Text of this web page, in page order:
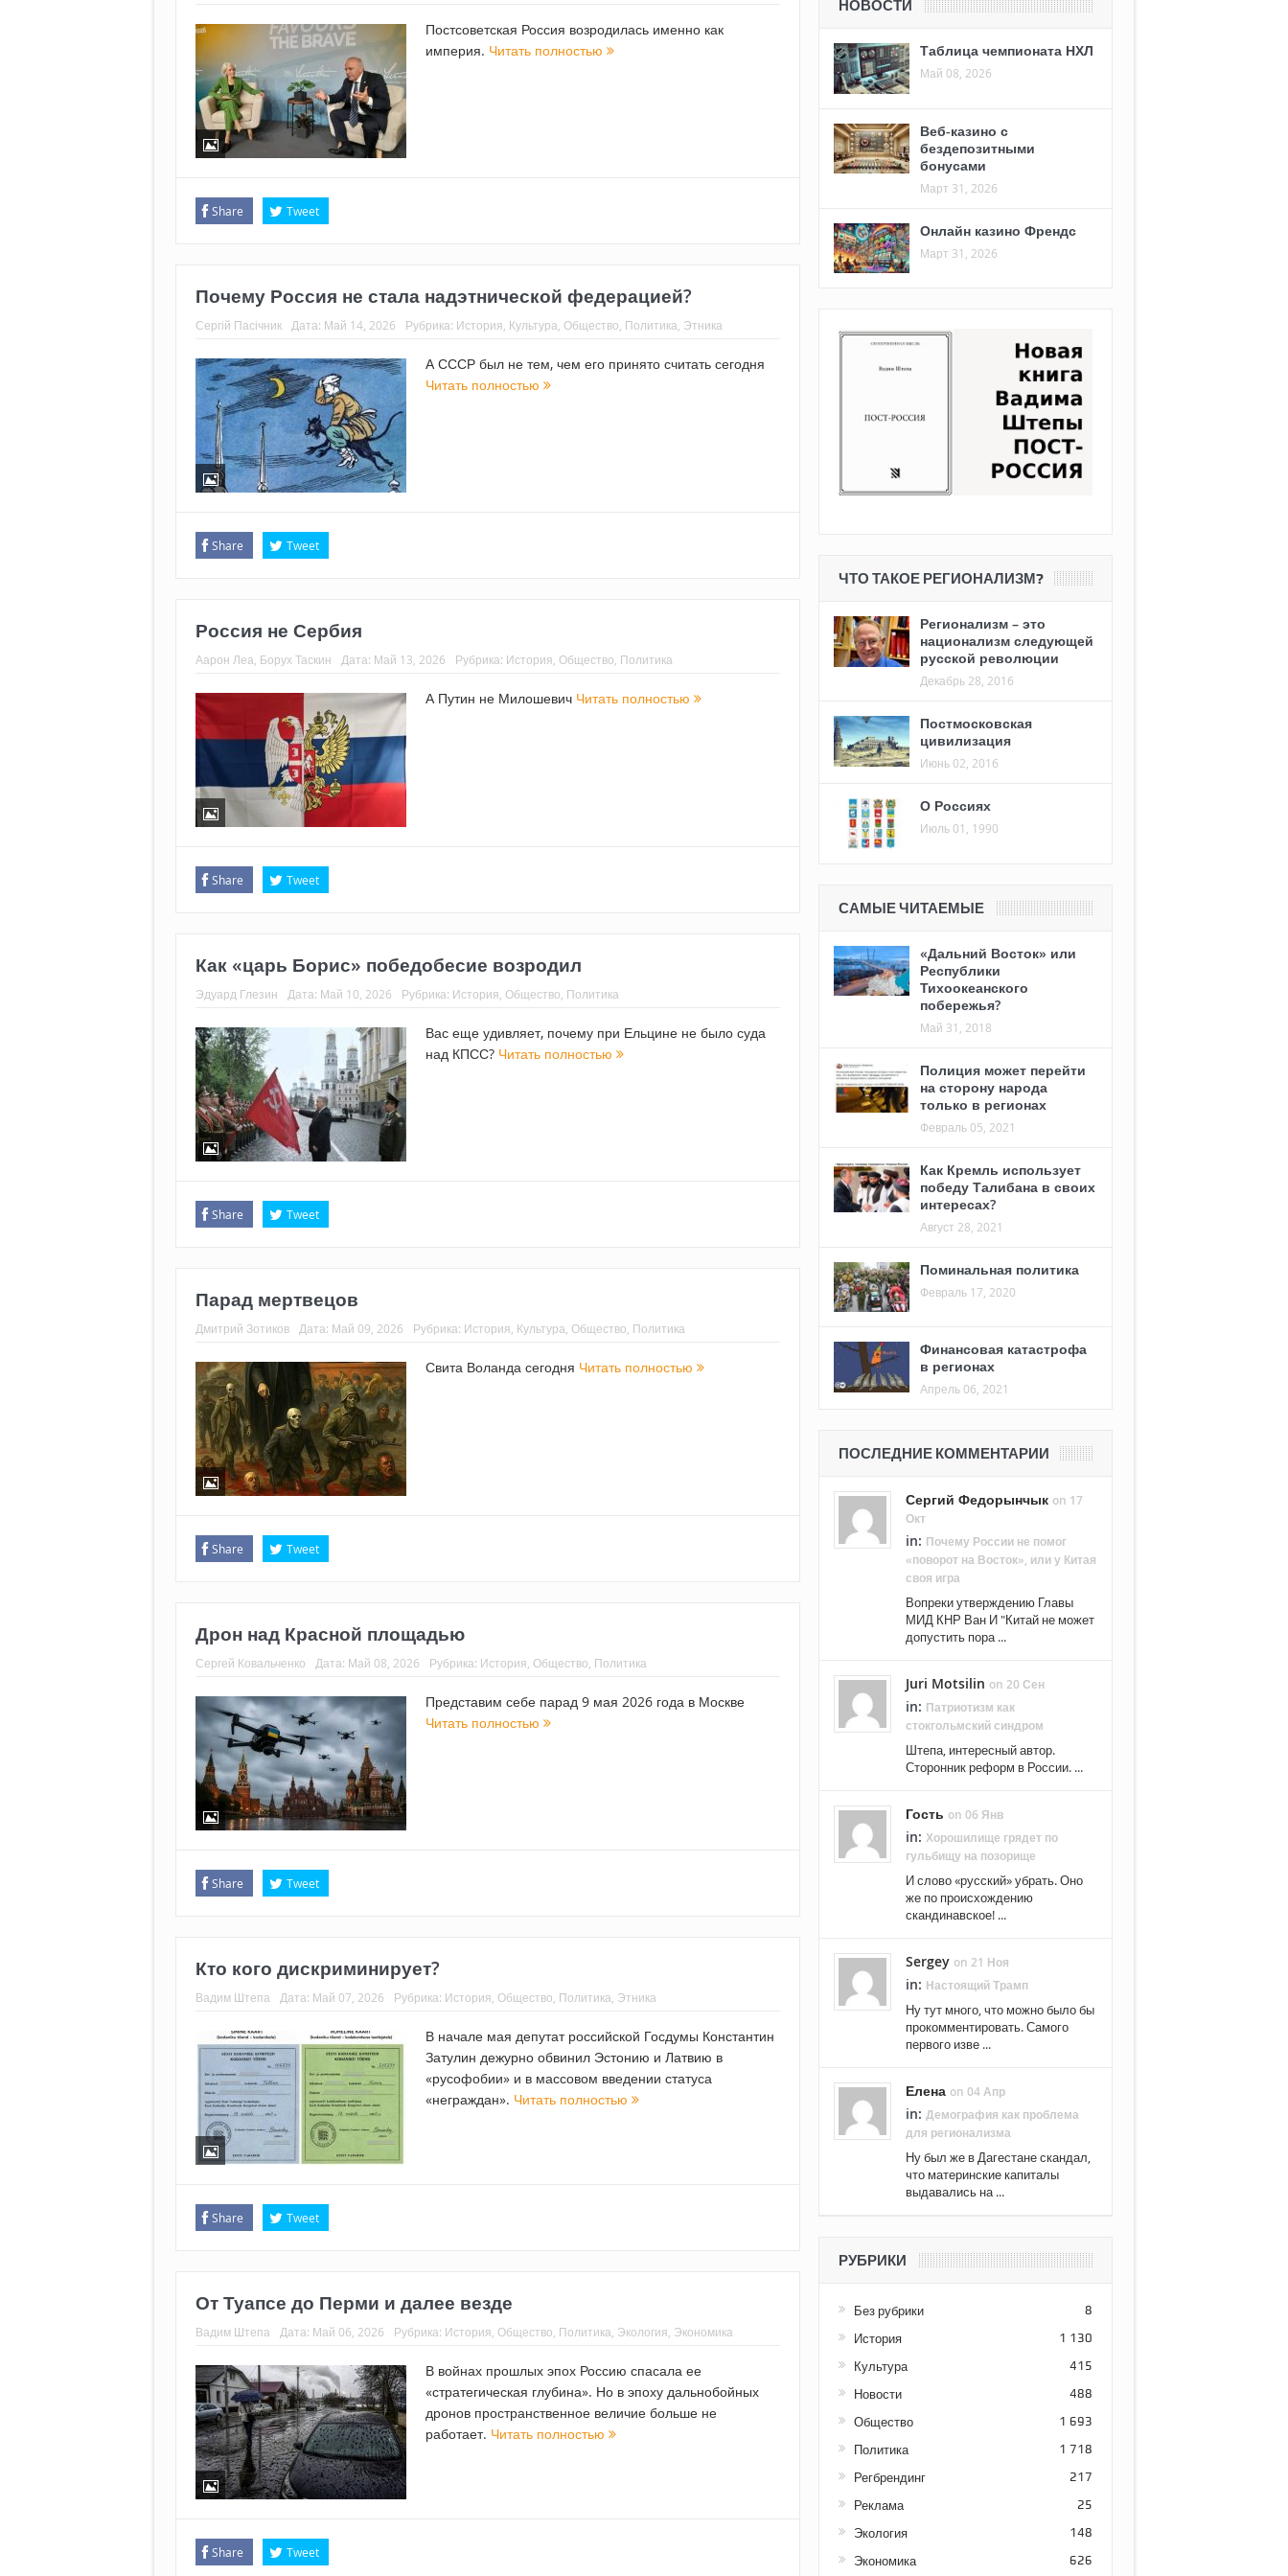
Постсоветская Россия возродилась именно как
империя. Читать полностью
Share Tweet
Почему Россия не стала надэтнической федерацией?
Сергій Пасічник Дата: Май 14, 2026 Рубрика: История Культура Общество Политика Этника
А СССР был не тем, чем его принято считать сегодня
Читать полностью
Share Tweet
Россия не Сербия
Аарон Леа, Борух Таскин Дата: Май 13, 2026 Рубрика: История Общество Политика
А Путин не Милошевич Читать полностью
Share Tweet
Как «царь Борис» победобесие возродил
Эдуард Глезин Дата: Май 10, 2026 Рубрика: История Общество Политика
Вас еще удивляет, почему при Ельцине не было суда
над КПСС? Читать полностью
Share Tweet
Парад мертвецов
Дмитрий Зотиков Дата: Май 09, 2026 Рубрика: История Культура Общество Политика
Свита Воланда сегодня Читать полностью
Share Tweet
Дрон над Красной площадью
Сергей Ковальченко Дата: Май 08, 2026 Рубрика: История Общество Политика
Представим себе парад 9 мая 2026 года в Москве
Читать полностью
Share Tweet
Кто кого дискриминирует?
Вадим Штепа Дата: Май 07, 2026 Рубрика: История Общество Политика Этника
В начале мая депутат российской Госдумы Константин
Затулин дежурно обвинил Эстонию и Латвию в
«русофобии» и в массовом введении статуса
«неграждан». Читать полностью
Share Tweet
От Туапсе до Перми и далее везде
Вадим Штепа Дата: Май 06, 2026 Рубрика: История Общество Политика Экология Экономика
В войнах прошлых эпох Россию спасала ее
«стратегическая глубина». Но в эпоху дальнобойных
дронов пространственное величие больше не
работает. Читать полностью
Share Tweet
НОВОСТИ
Таблица чемпионата НХЛ
Май 08, 2026
Веб-казино с
бездепозитными
бонусами
Март 31, 2026
Онлайн казино Френдс
Март 31, 2026
ЧТО ТАКОЕ РЕГИОНАЛИЗМ?
Регионализм – это
национализм следующей
русской революции
Декабрь 28, 2016
Постмосковская
цивилизация
Июнь 02, 2016
О Россиях
Июль 01, 1990
САМЫЕ ЧИТАЕМЫЕ
«Дальний Восток» или
Республики
Тихоокеанского
побережья?
Май 31, 2018
Полиция может перейти
на сторону народа
только в регионах
Февраль 05, 2021
Как Кремль использует
победу Талибана в своих
интересах?
Август 28, 2021
Поминальная политика
Февраль 17, 2020
Финансовая катастрофа
в регионах
Апрель 06, 2021
ПОСЛЕДНИЕ КОММЕНТАРИИ
Сергий Федорынчык on 17
Окт
in: Почему России не помог
«поворот на Восток», или у Китая
своя игра
Вопреки утверждению Главы
МИД КНР Ван И "Китай не может
допустить пора ...
Juri Motsilin on 20 Сен
in: Патриотизм как
стокгольмский синдром
Штепа, интересный автор.
Сторонник реформ в России. ...
Гость on 06 Янв
in: Хорошилище грядет по
гульбищу на позорище
И слово «русский» убрать. Оно
же по происхождению
скандинавское! ...
Sergey on 21 Ноя
in: Настоящий Трамп
Ну тут много, что можно было бы
прокомментировать. Самого
первого изве ...
Елена on 04 Апр
in: Демография как проблема
для регионализма
Ну был же в Дагестане скандал,
что материнские капиталы
выдавались на ...
РУБРИКИ
Без рубрики 8
История 1 130
Культура 415
Новости 488
Общество 1 693
Политика 1 718
Регбрендинг 217
Реклама 25
Экология 148
Экономика 626